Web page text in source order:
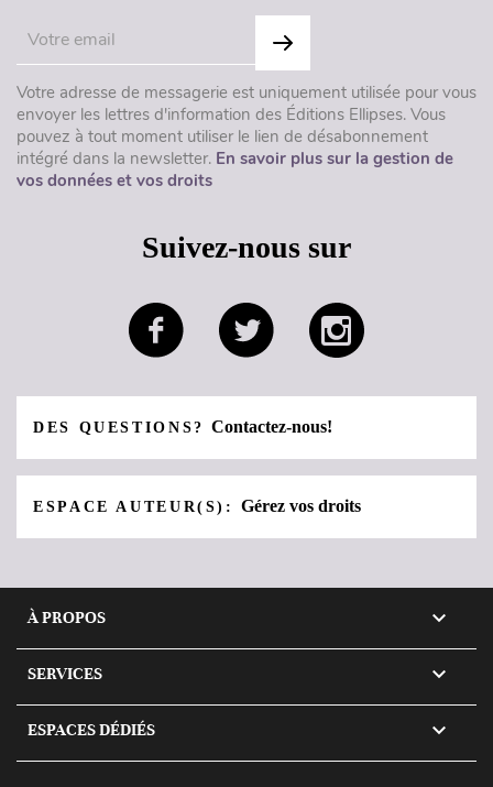
Votre adresse de messagerie est uniquement utilisée pour vous
envoyer les lettres d'information des Éditions Ellipses. Vous
pouvez à tout moment utiliser le lien de désabonnement
intégré dans la newsletter. En savoir plus sur la gestion de
vos données et vos droits
Suivez-nous sur
DES QUESTIONS?Contactez-nous!
ESPACE AUTEUR(S):Gérez vos droits
À PROPOS 
SERVICES 
ESPACES DÉDIÉS 